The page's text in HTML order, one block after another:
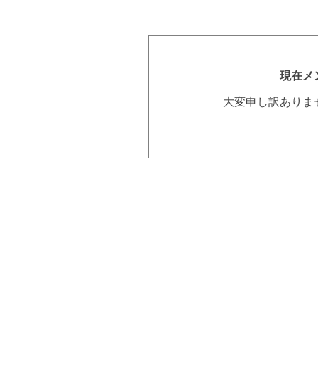
現在メ
大変申し訳あり